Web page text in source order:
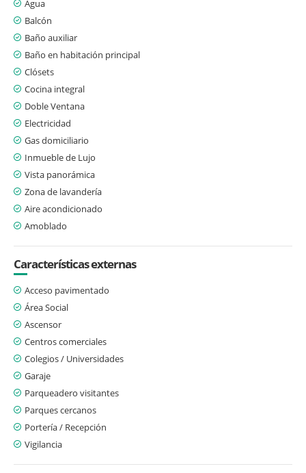
Agua
Balcón
Baño auxiliar
Baño en habitación principal
Clósets
Cocina integral
Doble Ventana
Electricidad
Gas domiciliario
Inmueble de Lujo
Vista panorámica
Zona de lavandería
Aire acondicionado
Amoblado
Características externas
Acceso pavimentado
Área Social
Ascensor
Centros comerciales
Colegios / Universidades
Garaje
Parqueadero visitantes
Parques cercanos
Portería / Recepción
Vigilancia